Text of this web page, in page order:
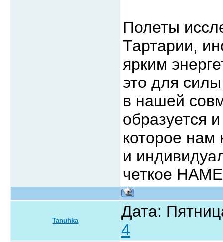
Полеты
Тартарии,
ярким
это для
в нашей
образуется
которое нам
и
четкое
Tanuhka
Дата:
4